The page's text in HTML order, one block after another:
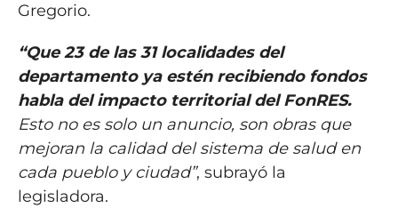
Gregorio.
“Que 23 de las 31 localidades del
departamento ya estén recibiendo fondos
habla del impacto territorial del FonRES.
Esto no es solo un anuncio, son obras que
mejoran la calidad del sistema de salud en
cada pueblo y ciudad”, subrayó la
legisladora.